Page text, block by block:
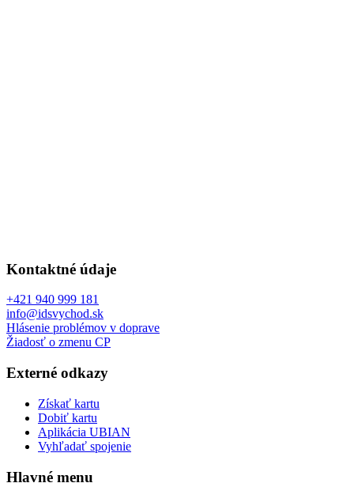
Kontaktné údaje
+421 940 999 181
info@idsvychod.sk
Hlásenie problémov v doprave
Žiadosť o zmenu CP
Externé odkazy
Získať kartu
Dobiť kartu
Aplikácia UBIAN
Vyhľadať spojenie
Hlavné menu